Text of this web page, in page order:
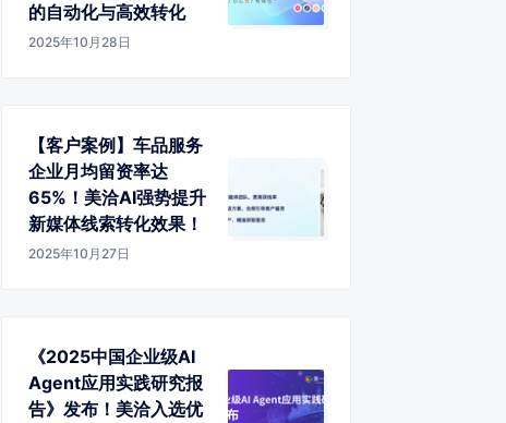
的自动化与高效转化
2025年10月28日
【客户案例】车品服务
企业月均留资率达
65%！美洽AI强势提升
新媒体线索转化效果！
2025年10月27日
《2025中国企业级AI
Agent应用实践研究报
告》发布！美洽入选优